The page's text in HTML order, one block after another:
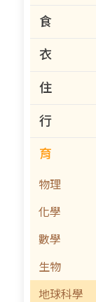
食
衣
住
行
育
物理
化學
數學
生物
地球科學